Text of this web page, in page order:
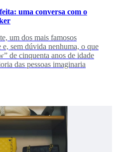
uma conversa com o
um dos mais famosos
sem dúvida nenhuma, o que
de cinquenta anos de idade
das pessoas imaginaria